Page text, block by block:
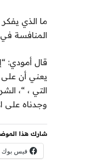
المنافسة
قال أمودي:
يعني أن على
التي ، “،
وجدناه على
شارك هذا
فيس بوك